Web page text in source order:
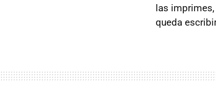
las
queda